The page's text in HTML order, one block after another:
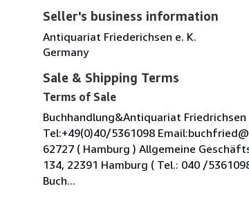
Seller's business information
Antiquariat Friederichsen e. K.
Germany
Sale & Shipping Terms
Terms of Sale
Buchhandlung&Antiquariat
Tel:+49(0)40/5361098
62727 ( Hamburg ) Allgemeine
134, 22391 Hamburg ( Tel.: 040 /
Buch...